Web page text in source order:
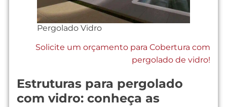
Pergolado Vidro
Solicite um orçamento para Cobertura com
pergolado de vidro!
Estruturas para pergolado
com vidro: conheça as